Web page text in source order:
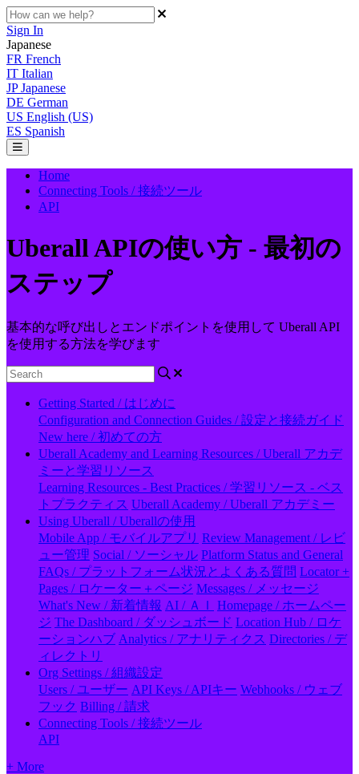
Sign In
Japanese
FR French
IT Italian
JP Japanese
DE German
US English (US)
ES Spanish
Home
Connecting Tools / 接続ツール
API
Uberall APIの使い方 - 最初の
ステップ
基本的な呼び出しとエンドポイントを使用して Uberall API
を使用する方法を学びます
Getting Started / はじめに
Configuration and Connection Guides / 設定と接続ガイド
New here / 初めての方
Uberall Academy and Learning Resources / Uberall アカデ
ミーと学習リソース
Learning Resources - Best Practices / 学習リソース - ベス
トプラクティス Uberall Academy / Uberall アカデミー
Using Uberall / Uberallの使用
Mobile App / モバイルアプリ Review Management / レビ
ュー管理 Social / ソーシャル Platform Status and General
FAQs / プラットフォーム状況とよくある質問 Locator +
Pages / ロケーター＋ページ Messages / メッセージ
What's New / 新着情報 AI / ＡＩ
Homepage / ホームペー
ジ The Dashboard / ダッシュボード Location Hub / ロケ
ーションハブ Analytics / アナリティクス Directories / デ
ィレクトリ
Org Settings / 組織設定
Users / ユーザー API Keys / APIキー Webhooks / ウェブ
フック Billing / 請求
Connecting Tools / 接続ツール
API
+ More